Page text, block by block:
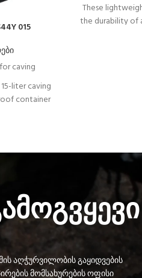
015
caving
15-liter caving
container
handles.
These
the durability of
აღჭურვილობის გაყიდვების
მომსახურების ოფისი